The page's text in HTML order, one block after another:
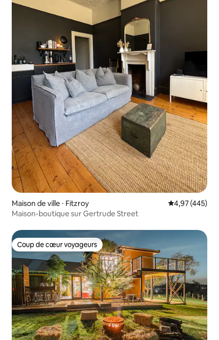
Maison de ville ⋅ Fitzroy Évaluation
4,97 (445)
Maison-boutique sur Gertrude Street
Coup de cœur voyageurs
Coup de cœur voyageurs